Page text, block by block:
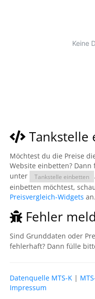
Tankstelle
Möchtest du die Preise
Website einbetten?
unter
Tankstelle einbetten
einbetten möchtest,
Preisvergleich-Widgets an.
Fehler
Sind Grunddaten oder
fehlerhaft? Dann fülle
Datenquelle MTS-K |
Impressum